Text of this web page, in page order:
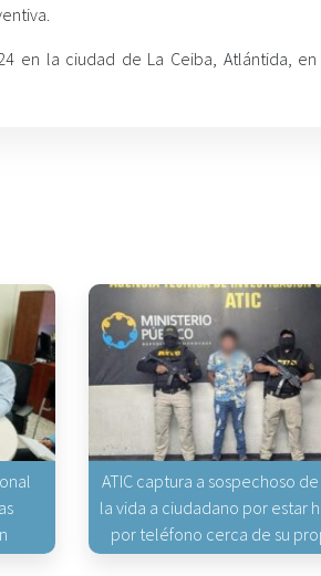
en la ciudad de La Ceiba, Atlántida, en
ATIC captura a sospechoso
la vida a ciudadano por estar
por teléfono cerca de su